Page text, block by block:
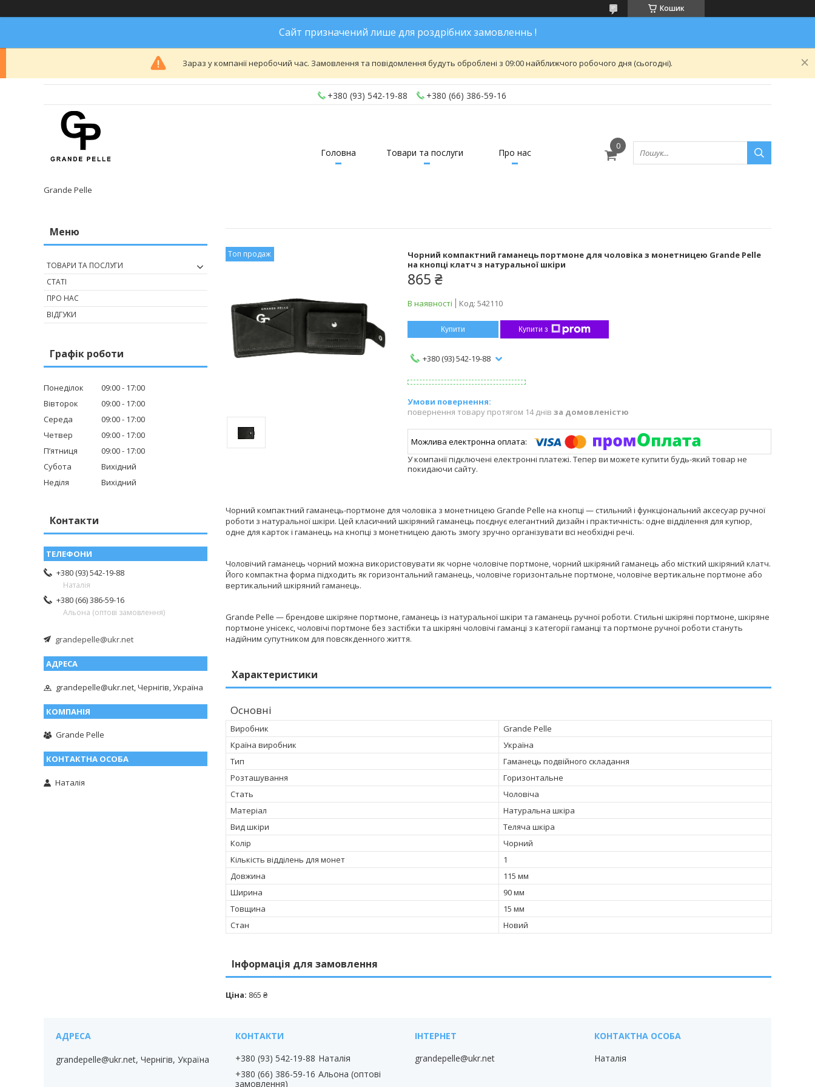
Кошик
Сайт призначений лише для роздрібних замовленнь !
Зараз у компанії неробочий час. Замовлення та повідомлення будуть оброблені з 09:00 найближчого робочого дня (сьогодні).
+380 (93) 542-19-88 +380 (66) 386-59-16
Grande Pelle
Головна Товари та послуги Про нас
Топ продаж
Чорний компактний гаманець портмоне для чоловіка з монетницею Grande Pelle
на кнопці клатч з натуральної шкіри
865 ₴
В наявності Код: 542110
Купити Купити з
+380 (93) 542-19-88
повернення товару протягом 14 днів за домовленістю
У компанії підключені електронні платежі. Тепер ви можете купити будь-який товар не
покидаючи сайту.
Чорний компактний гаманець-портмоне для чоловіка з монетницею Grande Pelle на кнопці — стильний і функціональний аксесуар ручної
роботи з натуральної шкіри. Цей класичний шкіряний гаманець поєднує елегантний дизайн і практичність: одне відділення для купюр,
одне для карток і гаманець на кнопці з монетницею дають змогу зручно організувати всі необхідні речі.
Чоловічий гаманець чорний можна використовувати як чорне чоловіче портмоне, чорний шкіряний гаманець або місткий шкіряний клатч.
Його компактна форма підходить як горизонтальний гаманець, чоловіче горизонтальне портмоне, чоловіче вертикальне портмоне або
вертикальний шкіряний гаманець.
Grande Pelle — брендове шкіряне портмоне, гаманець із натуральної шкіри та гаманець ручної роботи. Стильні шкіряні портмоне, шкіряне
портмоне унісекс, чоловічі портмоне без застібки та шкіряні чоловічі гаманці з категорії гаманці та портмоне ручної роботи стануть
надійним супутником для повсякденного життя.
Характеристики
Основні
Виробник
Grande Pelle
Країна виробник
Україна
Тип
Гаманець подвійного складання
Розташування
Горизонтальне
Стать
Чоловіча
Матеріал
Натуральна шкіра
Вид шкіри
Теляча шкіра
Колір
Чорний
Кількість відділень для монет
1
Довжина
115 мм
Ширина
90 мм
Товщина
15 мм
Стан
Новий
Інформація для замовлення
Ціна: 865 ₴
ТОВАРИ ТА ПОСЛУГИ
СТАТІ
ПРО НАС
ВІДГУКИ
Графік роботи
Понеділок 09:00
17:00
Вівторок
09:00
17:00
Середа
09:00
17:00
Четвер
09:00
17:00
Пʼятниця
09:00
17:00
Субота
Вихідний
Неділя
Вихідний
Контакти
+380 (93) 542-19-88
Наталія
+380 (66) 386-59-16
Альона (оптові замовлення)
grandepelle@ukr.net
grandepelle@ukr.net, Чернігів, Україна
Grande Pelle
Наталія
grandepelle@ukr.net, Чернігів, Україна +380 (93) 542-19-88 Наталія
+380 (66) 386-59-16 Альона (оптові
замовлення)
grandepelle@ukr.net Наталія